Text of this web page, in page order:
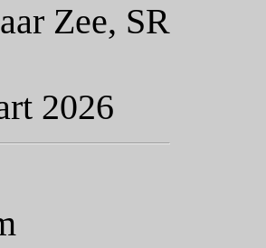
Zee, SR
2026